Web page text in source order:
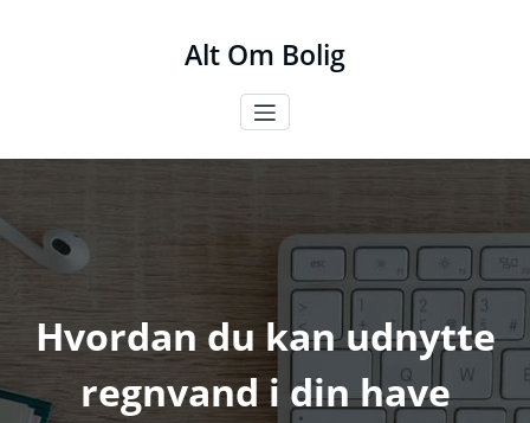
Alt Om Bolig
Hvordan du kan udnytte
regnvand i din have